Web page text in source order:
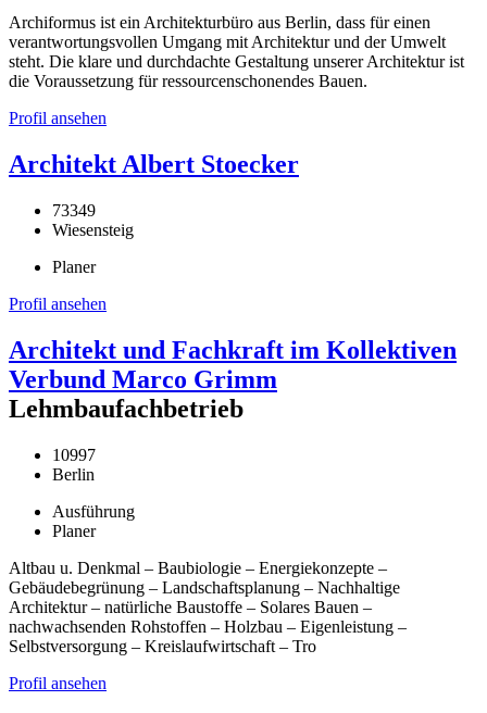
Archiformus ist ein Architekturbüro aus Berlin, dass für einen
verantwortungsvollen Umgang mit Architektur und der Umwelt
steht. Die klare und durchdachte Gestaltung unserer Architektur ist
die Voraussetzung für ressourcenschonendes Bauen.
Profil ansehen
Architekt Albert Stoecker
73349
Wiesensteig
Planer
Profil ansehen
Architekt und Fachkraft im Kollektiven
Verbund Marco Grimm
Lehmbaufachbetrieb
10997
Berlin
Ausführung
Planer
Altbau u. Denkmal – Baubiologie – Energiekonzepte –
Gebäudebegrünung – Landschaftsplanung – Nachhaltige
Architektur – natürliche Baustoffe – Solares Bauen –
nachwachsenden Rohstoffen – Holzbau – Eigenleistung –
Selbstversorgung – Kreislaufwirtschaft – Tro
Profil ansehen